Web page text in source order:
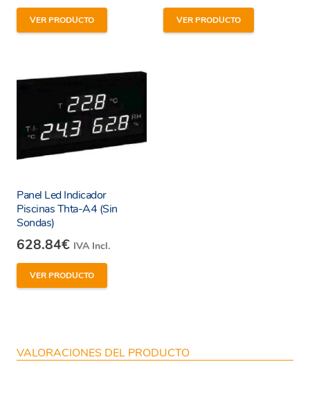
VER PRODUCTO VER PRODUCTO
Panel Led Indicador
Piscinas Thta-A4 (Sin
Sondas)
628.84€ IVA Incl.
VER PRODUCTO
VALORACIONES DEL PRODUCTO